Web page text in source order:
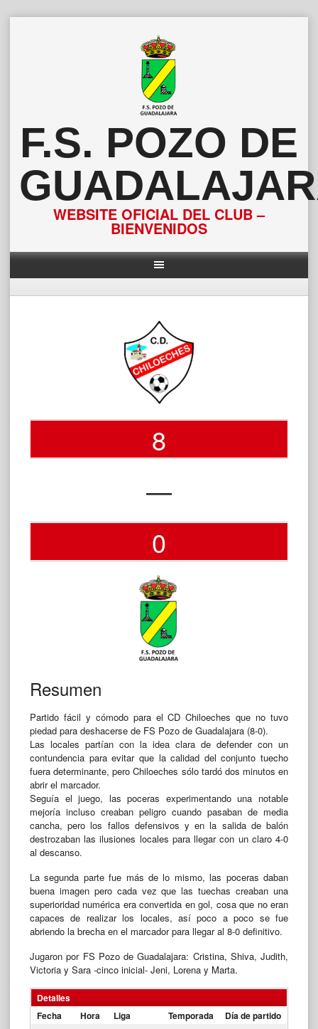
F.S. POZO DE
WEBSITE OFICIAL DEL CLUB –
BIENVENIDOS
8
—
0
Resumen
Partido fácil y cómodo para el CD Chiloeches que no tuvo
piedad para deshacerse de FS Pozo de Guadalajara (8-0).
Las locales partían con la idea clara de defender con un
contundencia para evitar que la calidad del conjunto tuecho
fuera determinante, pero Chiloeches sólo tardó dos minutos en
abrir el marcador.
Seguía el juego, las poceras experimentando una notable
mejoría incluso creaban peligro cuando pasaban de media
cancha, pero los fallos defensivos y en la salida de balón
destrozaban las ilusiones locales para llegar con un claro 4-0
al descanso.
La segunda parte fue más de lo mismo, las poceras daban
buena imagen pero cada vez que las tuechas creaban una
superioridad numérica era convertida en gol, cosa que no eran
capaces de realizar los locales, así poco a poco se fue
abriendo la brecha en el marcador para llegar al 8-0 definitivo.
Jugaron por FS Pozo de Guadalajara: Cristina, Shiva, Judith,
Victoria y Sara -cinco inicial- Jeni, Lorena y Marta.
Detalles
Fecha
Hora Liga Temporada Día de partido